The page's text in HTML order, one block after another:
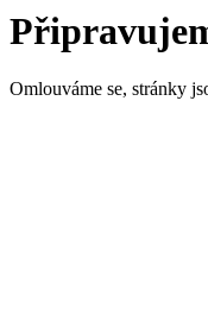
Omlouváme se, stránky